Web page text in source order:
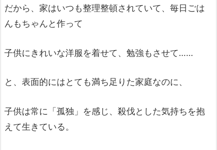
だから、家はいつも整理整頓されていて、毎日ごは
んもちゃんと作って
子供にきれいな洋服を着せて、勉強もさせて……
と、表面的にはとても満ち足りた家庭なのに、
子供は常に「孤独」を感じ、殺伐とした気持ちを抱
えて生きている。